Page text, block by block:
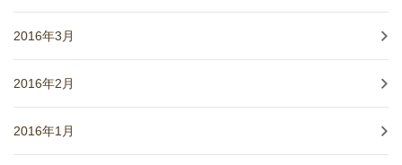
2016年3月
2016年2月
2016年1月